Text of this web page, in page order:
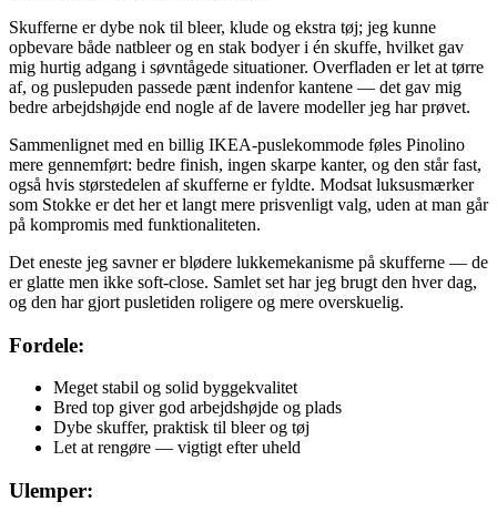
Skufferne er dybe nok til bleer, klude og ekstra tøj; jeg kunne
opbevare både natbleer og en stak bodyer i én skuffe, hvilket gav
mig hurtig adgang i søvntågede situationer. Overfladen er let at tørre
af, og puslepuden passede pænt indenfor kantene — det gav mig
bedre arbejdshøjde end nogle af de lavere modeller jeg har prøvet.
Sammenlignet med en billig IKEA-puslekommode føles Pinolino
mere gennemført: bedre finish, ingen skarpe kanter, og den står fast,
også hvis størstedelen af skufferne er fyldte. Modsat luksusmærker
som Stokke er det her et langt mere prisvenligt valg, uden at man går
på kompromis med funktionaliteten.
Det eneste jeg savner er blødere lukkemekanisme på skufferne — de
er glatte men ikke soft-close. Samlet set har jeg brugt den hver dag,
og den har gjort pusletiden roligere og mere overskuelig.
Fordele:
Meget stabil og solid byggekvalitet
Bred top giver god arbejdshøjde og plads
Dybe skuffer, praktisk til bleer og tøj
Let at rengøre — vigtigt efter uheld
Ulemper: